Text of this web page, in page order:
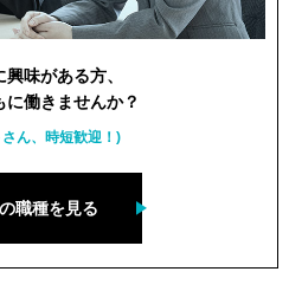
味がある方、
に働きませんか？
ん、時短歓迎！)
職種を見る